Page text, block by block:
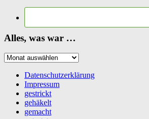
Alles, was war …
Alles,
Datenschutzerklärung
Impressum
gestrickt
gehäkelt
gemacht